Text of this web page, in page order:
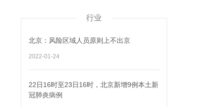
行业
北京：风险区域人员原则上不出京
2022-01-24
22日16时至23日16时，北京新增9例本土新
冠肺炎病例